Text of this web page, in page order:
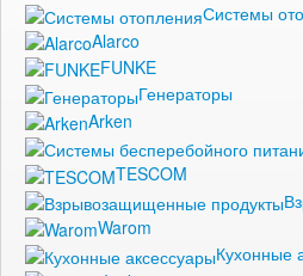
Системы
Alarco
FUNKE
Генераторы
Arken
TESCOM
Warom
Кухонные